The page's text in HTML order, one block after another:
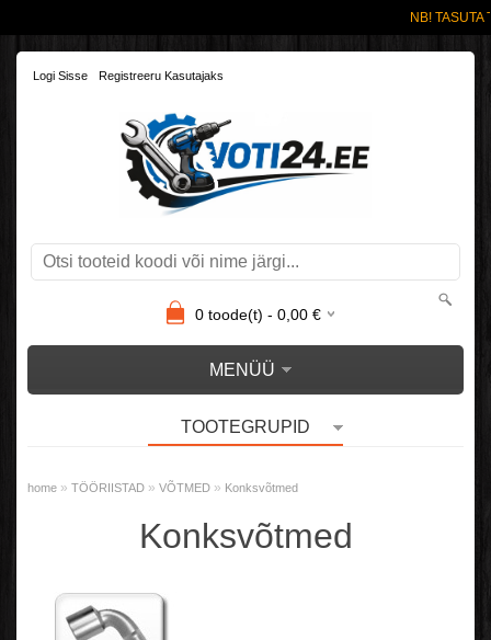
NB! TASUTA
Logi Sisse Registreeru Kasutajaks
0toode(t) - 0,00€
MENÜÜ
TOOTEGRUPID
home » TÖÖRIISTAD » VÕTMED » Konksvõtmed
Konksvõtmed